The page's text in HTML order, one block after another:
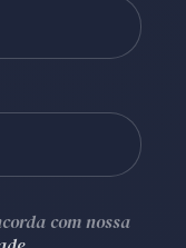
com nossa